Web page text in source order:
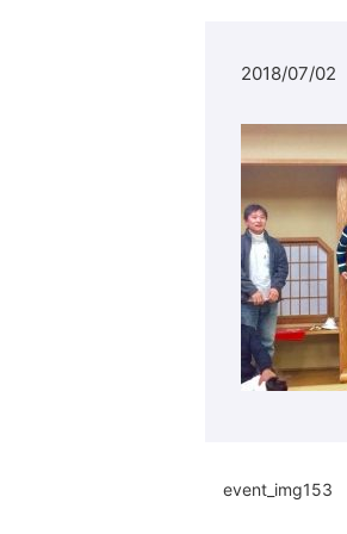
2018/07/02
event_img153